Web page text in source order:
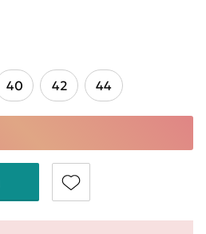
40 42 44